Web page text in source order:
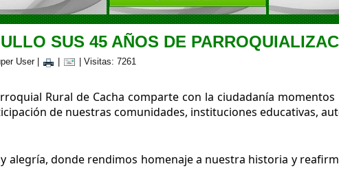
SUS 45 AÑOS DE
User| | Visitas: 7261
Rural de Cacha comparte con la ciudadanía momentos
de nuestras comunidades, instituciones educativas,
alegría, donde rendimos homenaje a nuestra historia y